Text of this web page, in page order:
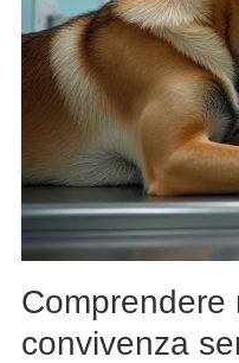
Comprendere
convivenza